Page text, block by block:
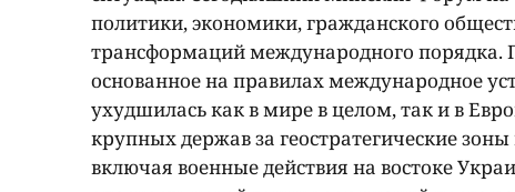
политики, экономики, гражданского
трансформаций международного порядка.
основанное на правилах международное
ухудшилась как в мире в целом, так и в
крупных держав за геостратегические
включая военные действия на востоке